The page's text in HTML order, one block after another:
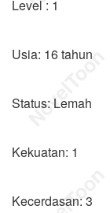
Level : 1
Usia: 16 tahun
Status: Lemah
Kekuatan: 1
Kecerdasan: 3